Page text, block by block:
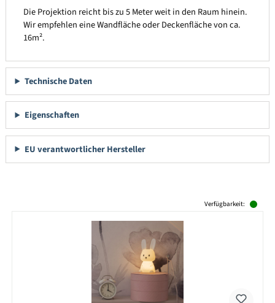
Die Projektion reicht bis zu 5 Meter weit in den Raum hinein.
Wir empfehlen eine Wandfläche oder Deckenfläche von ca.
16m².
Technische Daten
Eigenschaften
EU verantwortlicher Hersteller
Verfügbarkeit: